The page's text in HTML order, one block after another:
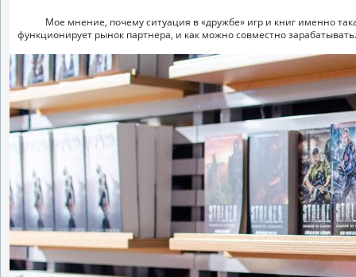
Мое мнение, почему ситуация в «дружбе» игр и книг именно
функционирует рынок партнера, и как можно совместно